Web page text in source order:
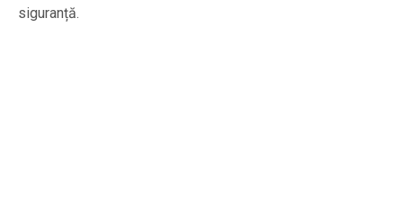
siguranță.